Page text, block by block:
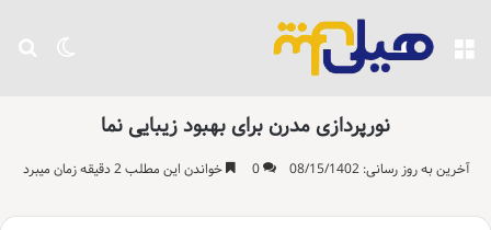
تغییر منو
نورپردازی مدرن برای بهبود زیبایی نما
آخرین به روز رسانی: 08/15/1402 0 خواندن این مطلب 2 دقیقه زمان میبرد